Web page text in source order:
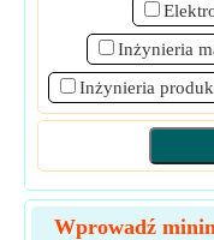
Inżynieria
Inżynieria
Wprowadź